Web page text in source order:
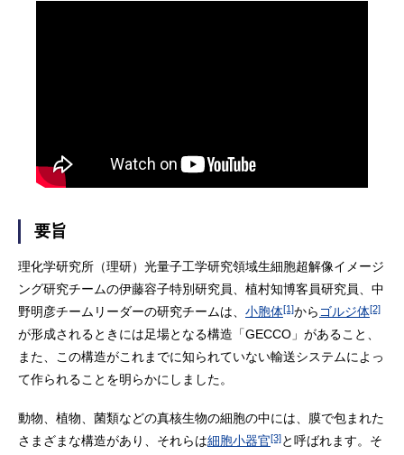
要旨
理化学研究所（理研）光量子工学研究領域生細胞超解像イメージ
ング研究チームの伊藤容子特別研究員、植村知博客員研究員、中
野明彦チームリーダーの研究チームは、 小胞体[1]から ゴルジ体[2]
が形成されるときには足場となる構造「GECCO」があること、
また、この構造がこれまでに知られていない輸送システムによっ
て作られることを明らかにしました。
動物、植物、菌類などの真核生物の細胞の中には、膜で包まれた
さまざまな構造があり、それらは細胞小器官[3]と呼ばれます。そ